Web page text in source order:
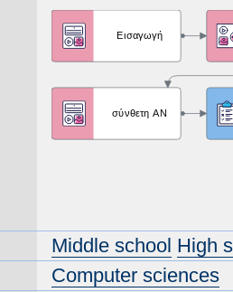
Middle school High
Computer sciences